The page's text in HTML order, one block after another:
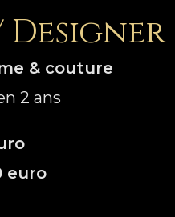
& couture
2 ans
euro